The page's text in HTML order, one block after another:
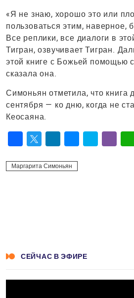
«Я не знаю, хорошо это или
пользоваться этим, наверное,
Все реплики, все диалоги в
Тигран, озвучивает Тигран.
этой книге с Божьей помощью
сказала она.
Симоньян отметила, что книга
сентября — ко дню, когда не
Кеосаяна.
Маргарита Симоньян
СЕЙЧАС В ЭФИРЕ